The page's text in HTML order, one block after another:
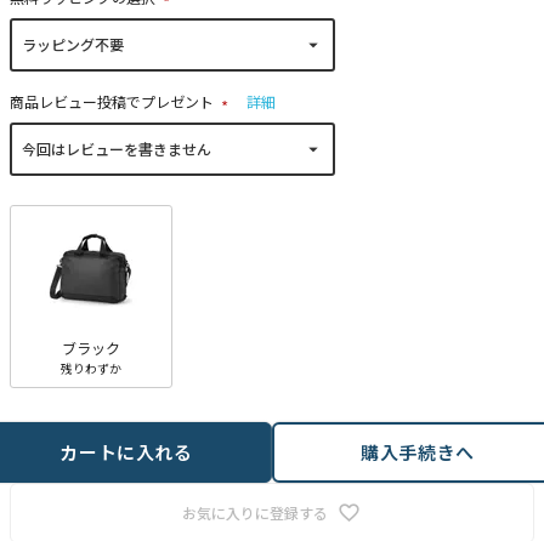
(
商品レビュー投稿でプレゼント
(
詳細
ブラック
残りわずか
お気に入りに登録する
カートに入れる 購入手続きへ